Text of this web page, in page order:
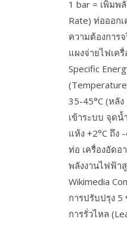
1 bar = เพิ่มพ
Rate) ท่อออก
ความต้องการ
แผงจ่ายไฟเค
Specific
35-45°C (หลั
เข้าระบบ จุดน้
แห้ง +2°C ถึง
ท่อ เครื่องอัด
พลังงานไฟฟ้า
Wikimedia
การปรับปรุง
การรั่วไหล